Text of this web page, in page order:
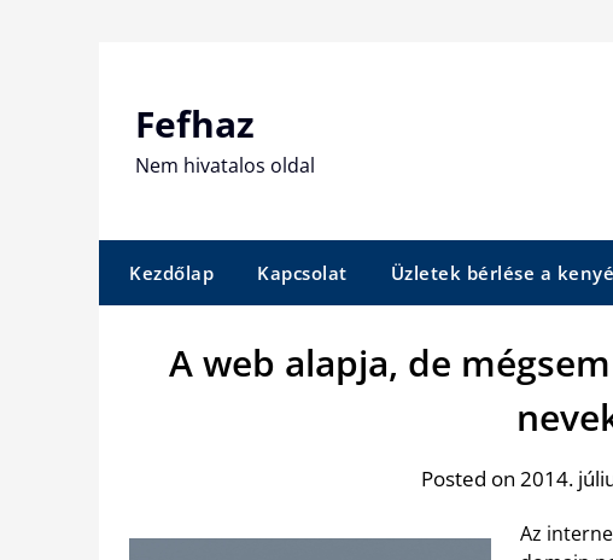
Fefhaz
Nem hivatalos oldal
Kezdőlap Kapcsolat Üzletek bérlése a
A web alapja, de
Posted on 2014.
Az